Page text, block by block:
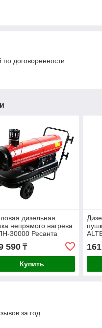
по договоренности
дизельная
непрямого нагрева
30000 Ресанта
590₸
Купить
за год